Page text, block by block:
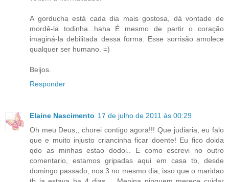
A gorducha está cada dia mais gostosa, dá vontade de
mordê-la todinha...haha É mesmo de partir o coração
imaginá-la debilitada dessa forma. Esse sorrisão amolece
qualquer ser humano. =)
Beijos.
Responder
Elaine Nascimento 17 de julho de 2011 às 00:29
Oh meu Deus,, chorei contigo agora!!! Que judiaria, eu falo
que e muito injusto criancinha ficar doente! Eu fico doida
qdo as minhas estao dodoi.. E como escrevi no outro
comentario, estamos gripadas aqui em casa tb, desde
domingo passado, nos 3 no mesmo dia, isso que o maridao